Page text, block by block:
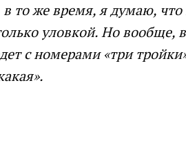
в то же время, я думаю,
уловкой. Но вообще,
с номерами «три